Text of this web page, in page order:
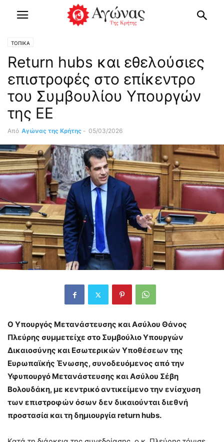
ΤΟΠΙΚΑ
Return hubs και εθελούσιες
επιστροφές στο επίκεντρο
του Συμβουλίου Υπουργών
της ΕΕ
Από Αγώνας της Κρήτης - 05/03/2026
Ο Υπουργός Μετανάστευσης και Ασύλου Θάνος
Πλεύρης συμμετείχε στο Συμβούλιο Υπουργών
Δικαιοσύνης και Εσωτερικών Υποθέσεων της
Ευρωπαϊκής Ένωσης, συνοδευόμενος από την
Υφυπουργό Μετανάστευσης και Ασύλου Σέβη
Βολουδάκη, με κεντρικό αντικείμενο την ενίσχυση
των επιστροφών όσων δεν δικαιούνται διεθνή
προστασία και τη δημιουργία return hubs.